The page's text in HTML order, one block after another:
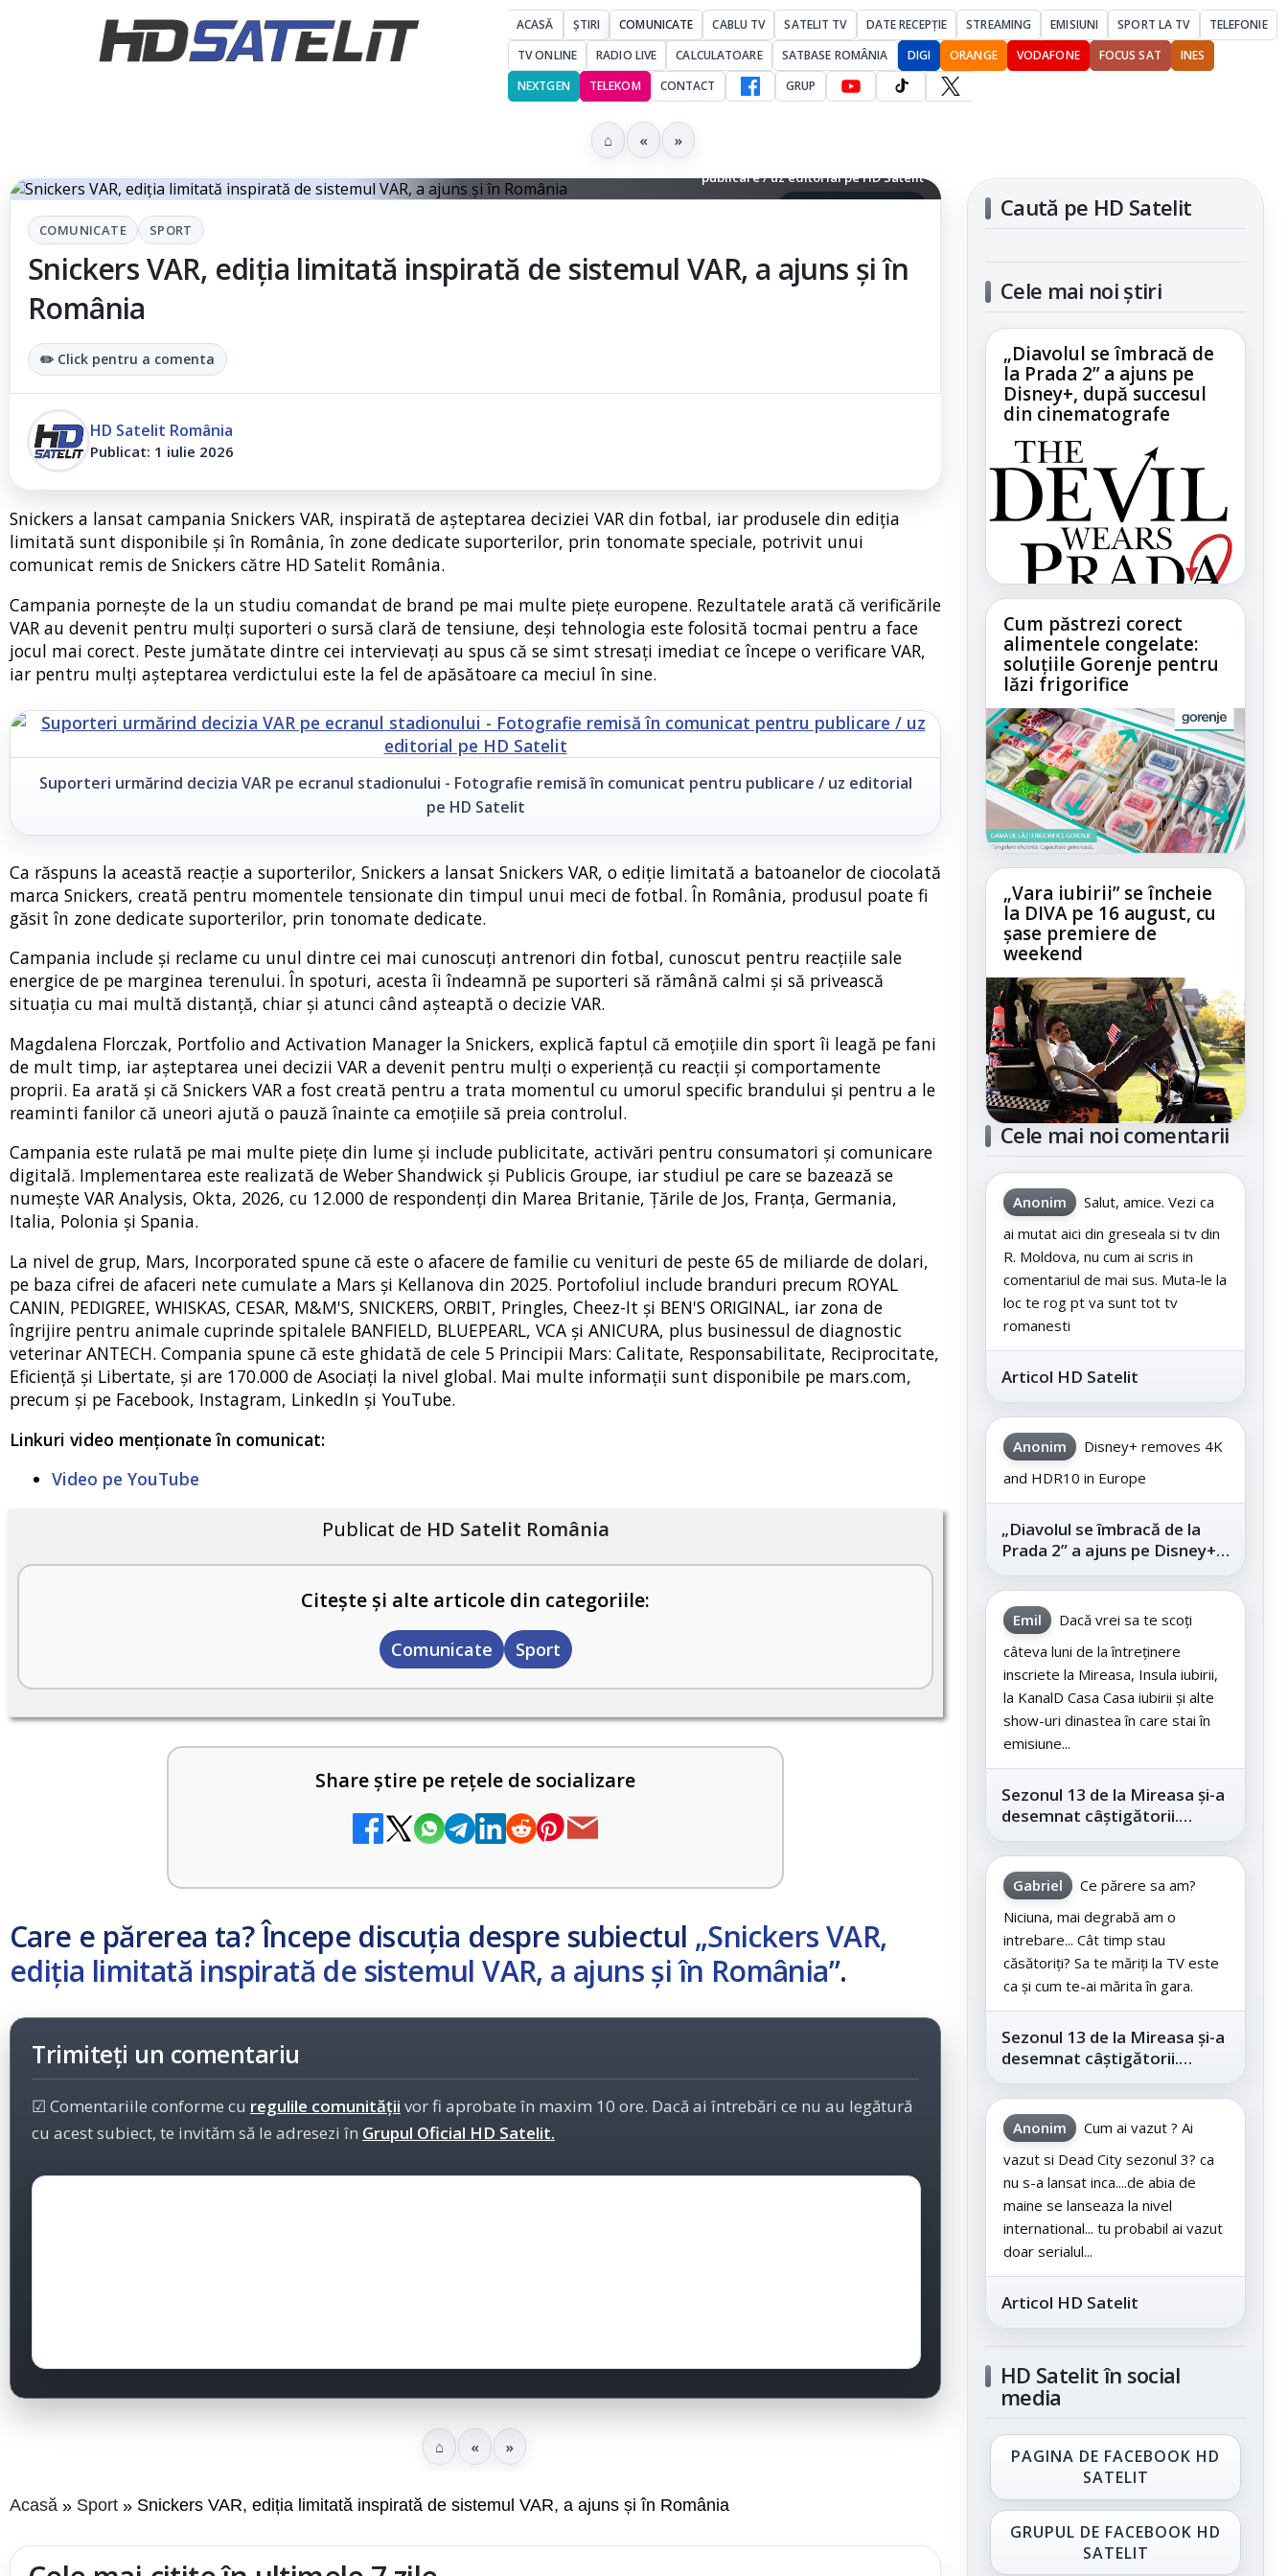
ACASĂ ȘTIRI COMUNICATE CABLU TV SATELIT TV DATE RECEPȚIE STREAMING EMISIUNI SPORT LA TV
TELEFONIE
TV ONLINE
RADIO LIVE CALCULATOARE SATBASE ROMÂNIA DIGI ORANGE VODAFONE FOCUS SAT
INES
NEXTGEN
TELEKOM CONTACT GRUP
⌂ « »
Monitor cu reluări VAR într-un stadion de fotbal - Fotografie remisă în comunicat pentru
publicare / uz editorial pe HD Satelit
COMUNICATE SPORT
Snickers VAR, ediția limitată inspirată de sistemul VAR, a ajuns și în
România
✏️ Click pentru a comenta
HD Satelit România
Publicat: 1 iulie 2026
Snickers a lansat campania Snickers VAR, inspirată de așteptarea deciziei VAR din fotbal, iar produsele din ediția
limitată sunt disponibile și în România, în zone dedicate suporterilor, prin tonomate speciale, potrivit unui
comunicat remis de Snickers către HD Satelit România.
Campania pornește de la un studiu comandat de brand pe mai multe piețe europene. Rezultatele arată că verificările
VAR au devenit pentru mulți suporteri o sursă clară de tensiune, deși tehnologia este folosită tocmai pentru a face
jocul mai corect. Peste jumătate dintre cei intervievați au spus că se simt stresați imediat ce începe o verificare VAR,
iar pentru mulți așteptarea verdictului este la fel de apăsătoare ca meciul în sine.
Suporteri urmărind decizia VAR pe ecranul stadionului - Fotografie remisă în comunicat pentru publicare / uz editorial
pe HD Satelit
Ca răspuns la această reacție a suporterilor, Snickers a lansat Snickers VAR, o ediție limitată a batoanelor de ciocolată
marca Snickers, creată pentru momentele tensionate din timpul unui meci de fotbal. În România, produsul poate fi
găsit în zone dedicate suporterilor, prin tonomate dedicate.
Campania include și reclame cu unul dintre cei mai cunoscuți antrenori din fotbal, cunoscut pentru reacțiile sale
energice de pe marginea terenului. În spoturi, acesta îi îndeamnă pe suporteri să rămână calmi și să privească
situația cu mai multă distanță, chiar și atunci când așteaptă o decizie VAR.
Magdalena Florczak, Portfolio and Activation Manager la Snickers, explică faptul că emoțiile din sport îi leagă pe fani
de mult timp, iar așteptarea unei decizii VAR a devenit pentru mulți o experiență cu reacții și comportamente
proprii. Ea arată și că Snickers VAR a fost creată pentru a trata momentul cu umorul specific brandului și pentru a le
reaminti fanilor că uneori ajută o pauză înainte ca emoțiile să preia controlul.
Campania este rulată pe mai multe piețe din lume și include publicitate, activări pentru consumatori și comunicare
digitală. Implementarea este realizată de Weber Shandwick și Publicis Groupe, iar studiul pe care se bazează se
numește VAR Analysis, Okta, 2026, cu 12.000 de respondenți din Marea Britanie, Țările de Jos, Franța, Germania,
Italia, Polonia și Spania.
La nivel de grup, Mars, Incorporated spune că este o afacere de familie cu venituri de peste 65 de miliarde de dolari,
pe baza cifrei de afaceri nete cumulate a Mars și Kellanova din 2025. Portofoliul include branduri precum ROYAL
CANIN, PEDIGREE, WHISKAS, CESAR, M&M'S, SNICKERS, ORBIT, Pringles, Cheez-It și BEN'S ORIGINAL, iar zona de
îngrijire pentru animale cuprinde spitalele BANFIELD, BLUEPEARL, VCA și ANICURA, plus businessul de diagnostic
veterinar ANTECH. Compania spune că este ghidată de cele 5 Principii Mars: Calitate, Responsabilitate, Reciprocitate,
Eficiență și Libertate, și are 170.000 de Asociați la nivel global. Mai multe informații sunt disponibile pe mars.com,
precum și pe Facebook, Instagram, LinkedIn și YouTube.
Linkuri video menționate în comunicat:
Video pe YouTube
Publicat de HD Satelit România
Citește și alte articole din categoriile:
Comunicate Sport
Share știre pe rețele de socializare
Care e părerea ta? Începe discuția despre subiectul „Snickers VAR,
ediția limitată inspirată de sistemul VAR, a ajuns și în România”.
Trimiteți un comentariu
☑ Comentariile conforme cu regulile comunității vor fi aprobate în maxim 10 ore. Dacă ai întrebări ce nu au legătură
cu acest subiect, te invităm să le adresezi în Grupul Oficial HD Satelit.
⌂ « »
Acasă Sport Snickers VAR, ediția limitată inspirată de sistemul VAR, a ajuns și în România
Caută pe HD Satelit
Cele mai noi știri
„Diavolul se îmbracă de
la Prada 2” a ajuns pe
Disney+, după succesul
din cinematografe
Cum păstrezi corect
alimentele congelate:
soluțiile Gorenje pentru
lăzi frigorifice
„Vara iubirii” se încheie
la DIVA pe 16 august, cu
șase premiere de
weekend
Cele mai noi comentarii
Anonim
Salut, amice. Vezi ca
ai mutat aici din greseala si tv din
R. Moldova, nu cum ai scris in
comentariul de mai sus. Muta-le la
loc te rog pt va sunt tot tv
romanesti
Articol HD Satelit
Anonim
Disney+ removes 4K
and HDR10 in Europe
„Diavolul se îmbracă de la
Prada 2” a ajuns pe Disney+,
după succesul din
cinematografe
Emil
Dacă vrei sa te scoți
câteva luni de la întreținere
inscriete la Mireasa, Insula iubirii,
la KanalD Casa Casa iubirii și alte
show-uri dinastea în care stai în
emisiune...
Sezonul 13 de la Mireasa și-a
desemnat câștigătorii.
Telespectatorii au decis care
este...
Gabriel
Ce părere sa am?
Niciuna, mai degrabă am o
intrebare... Cât timp stau
căsătoriți? Sa te măriți la TV este
ca și cum te-ai mărita în gara.
Sezonul 13 de la Mireasa și-a
desemnat câștigătorii.
Telespectatorii au decis care
este...
Anonim
Cum ai vazut ? Ai
vazut si Dead City sezonul 3? ca
nu s-a lansat inca....de abia de
maine se lanseaza la nivel
international... tu probabil ai vazut
doar serialul...
Articol HD Satelit
HD Satelit în social
media
PAGINA DE FACEBOOK HD
SATELIT
GRUPUL DE FACEBOOK HD
SATELIT